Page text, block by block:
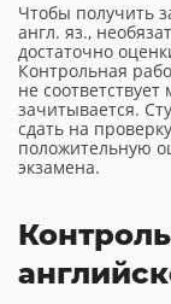
Чтобы получить
англ. яз.,
достаточно
Контрольная
не
зачитывается.
сдать на
положительную
экзамена.